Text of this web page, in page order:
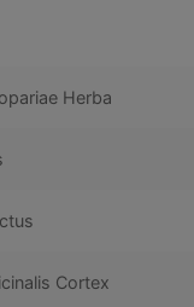
Herba
Cortex